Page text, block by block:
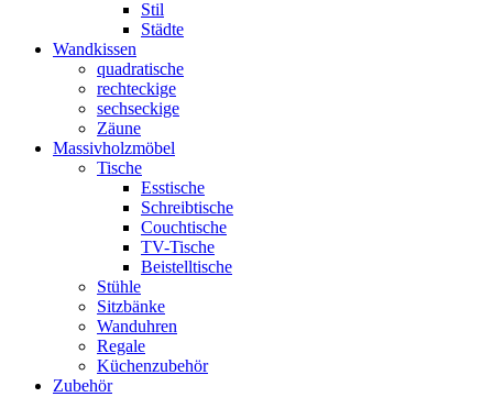
Stil
Städte
Wandkissen
quadratische
rechteckige
sechseckige
Zäune
Massivholzmöbel
Tische
Esstische
Schreibtische
Couchtische
TV-Tische
Beistelltische
Stühle
Sitzbänke
Wanduhren
Regale
Küchenzubehör
Zubehör